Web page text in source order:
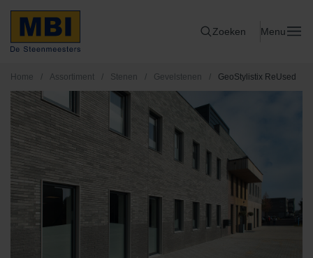
Zoeken Menu
Home / Assortiment / Stenen / Gevelstenen / GeoStylistix ReUsed